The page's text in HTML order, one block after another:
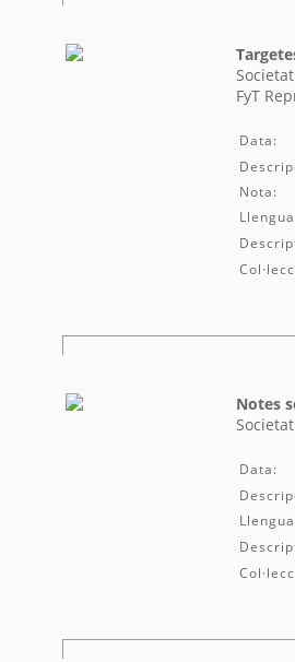
FyT
Data:
Nota:
Notes
Data: